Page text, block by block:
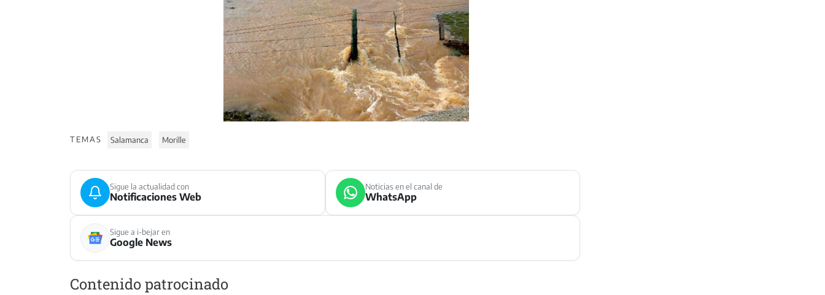
TEMAS Salamanca Morille
Sigue la actualidad con
Notificaciones Web
Noticias en el canal de
WhatsApp
Sigue a i-bejar en
Google News
Contenido patrocinado